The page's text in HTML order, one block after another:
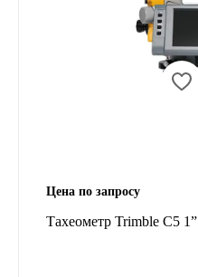
Цена по запросу
Тахеометр Trimble C5 1”